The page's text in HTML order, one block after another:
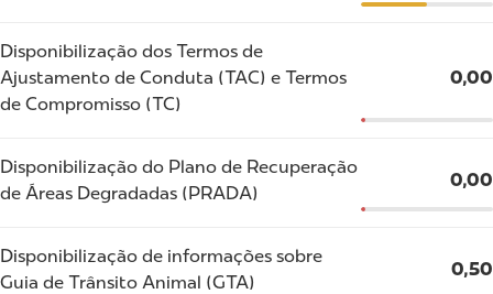
Disponibilização dos Termos de
Ajustamento de Conduta (TAC) e Termos
de Compromisso (TC)
0,00
Disponibilização do Plano de Recuperação
de Áreas Degradadas (PRADA)
0,00
Disponibilização de informações sobre
Guia de Trânsito Animal (GTA)
0,50